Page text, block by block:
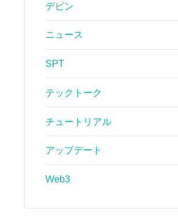
デピン
ニュース
SPT
テックトーク
チュートリアル
アップデート
Web3